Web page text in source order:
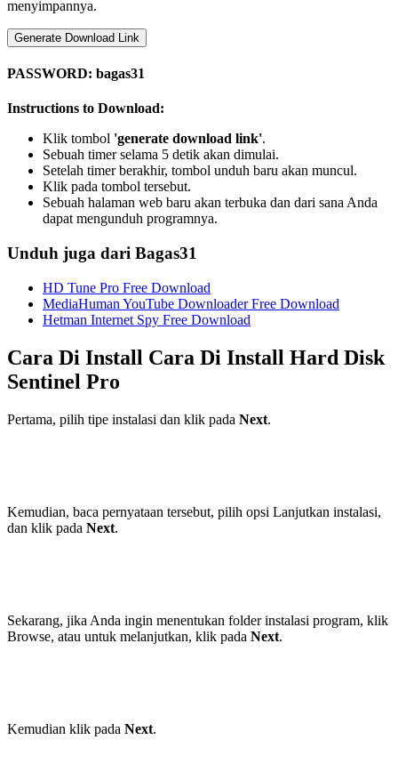
menyimpannya.
Generate Download Link
PASSWORD: bagas31
Instructions to Download:
Klik tombol 'generate download link'.
Sebuah timer selama 5 detik akan dimulai.
Setelah timer berakhir, tombol unduh baru akan muncul.
Klik pada tombol tersebut.
Sebuah halaman web baru akan terbuka dan dari sana Anda
dapat mengunduh programnya.
Unduh juga dari Bagas31
HD Tune Pro Free Download
MediaHuman YouTube Downloader Free Download
Hetman Internet Spy Free Download
Cara Di Install Cara Di Install Hard Disk
Sentinel Pro
Pertama, pilih tipe instalasi dan klik pada Next.
Kemudian, baca pernyataan tersebut, pilih opsi Lanjutkan instalasi,
dan klik pada Next.
Sekarang, jika Anda ingin menentukan folder instalasi program, klik
Browse, atau untuk melanjutkan, klik pada Next.
Kemudian klik pada Next.